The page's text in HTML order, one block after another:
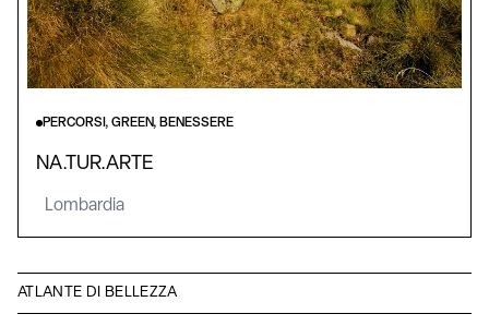
ATLANTE DI BELLEZZA
PERCORSI, GREEN, BENESSERE
NA.TUR.ARTE
Lombardia